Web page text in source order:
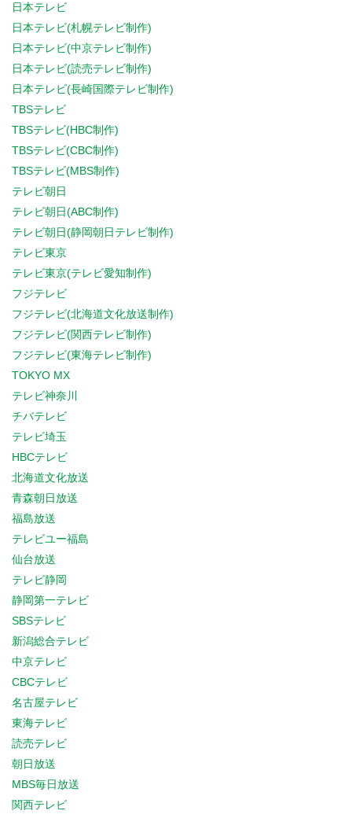
日本テレビ
日本テレビ(札幌テレビ制作)
日本テレビ(中京テレビ制作)
日本テレビ(読売テレビ制作)
日本テレビ(長崎国際テレビ制作)
TBSテレビ
TBSテレビ(HBC制作)
TBSテレビ(CBC制作)
TBSテレビ(MBS制作)
テレビ朝日
テレビ朝日(ABC制作)
テレビ朝日(静岡朝日テレビ制作)
テレビ東京
テレビ東京(テレビ愛知制作)
フジテレビ
フジテレビ(北海道文化放送制作)
フジテレビ(関西テレビ制作)
フジテレビ(東海テレビ制作)
TOKYO MX
テレビ神奈川
チバテレビ
テレビ埼玉
HBCテレビ
北海道文化放送
青森朝日放送
福島放送
テレビユー福島
仙台放送
テレビ静岡
静岡第一テレビ
SBSテレビ
新潟総合テレビ
中京テレビ
CBCテレビ
名古屋テレビ
東海テレビ
読売テレビ
朝日放送
MBS毎日放送
関西テレビ